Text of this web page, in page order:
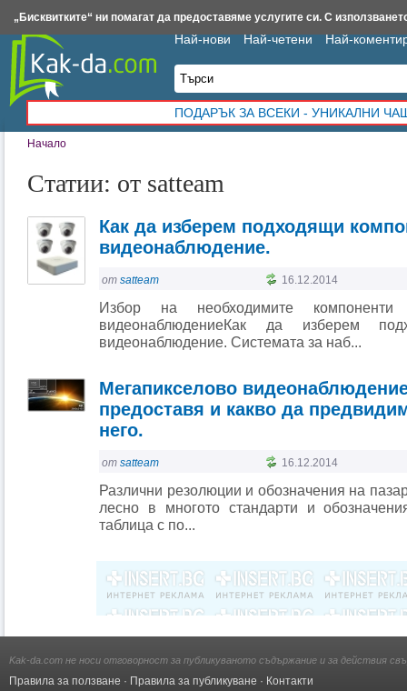
Начало
Статии: от satteam
Как да изберем подходящи
видеонаблюдение.
от satteam 16.12.2014
Избор на необходимите
видеонаблюдениеКак да изберем
видеонаблюдение. Системата за наб...
Мегапикселово
предоставя и какво да
него.
от satteam 16.12.2014
Различни резолюции и обозначения на
лесно в многото стандарти и
таблица с по...
Най-нови Най-четени Най-
ПОДАРЪК ЗА ВСЕКИ - УНИКАЛНИ
Insert.bg Framar.bg Kak-da.com Iztochnik.com BauBau.bg NewAge.bg
Kak-da.com не носи отговорност за публикуваното съдържание и за действия
Правила за ползване · Правила за публикуване · Контакти
„Бисквитките“ ни помагат да предоставяме услугите си. С